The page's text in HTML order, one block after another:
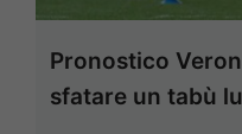
Pronostico
sfatare un tabù